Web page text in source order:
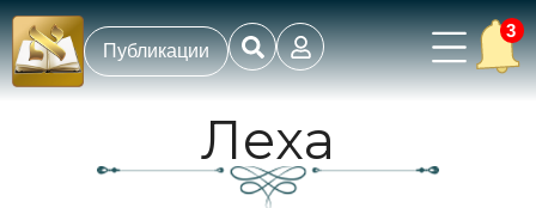
Публикации
3
Леха